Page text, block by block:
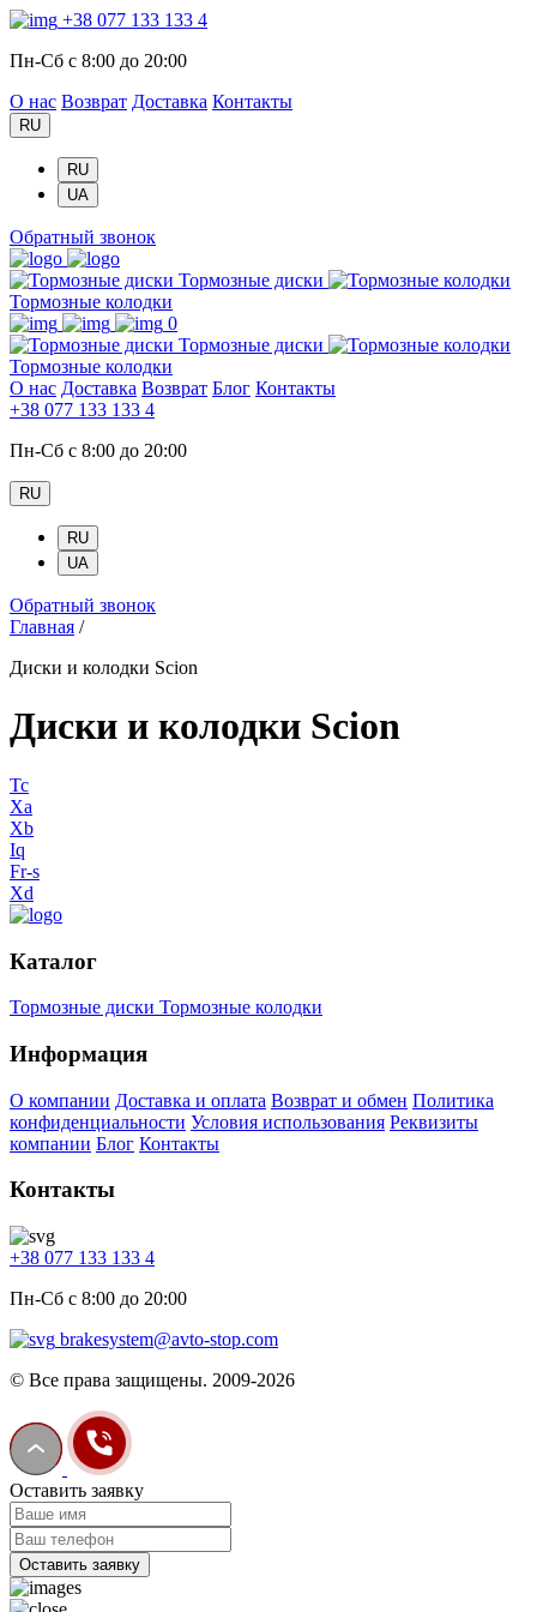
+38 077 133 133 4
Пн-Сб с 8:00 до 20:00
О нас Возврат Доставка Контакты
RU
RU
UA
Обратный звонок
Тормозные диски
Тормозные колодки
0
Тормозные диски
Тормозные колодки
О нас Доставка Возврат Блог Контакты
+38 077 133 133 4
Пн-Сб с 8:00 до 20:00
RU
RU
UA
Обратный звонок
Главная /
Диски и колодки Scion
Диски и колодки Scion
Tc
Xa
Xb
Iq
Fr-s
Xd
Каталог
Тормозные диски Тормозные колодки
Информация
О компании Доставка и оплата Возврат и обмен Политика
конфиденциальности Условия использования Реквизиты
компании Блог Контакты
Контакты
+38 077 133 133 4
Пн-Сб с 8:00 до 20:00
brakesystem@avto-stop.com
© Все права защищены. 2009-2026
Оставить заявку
Оставить заявку